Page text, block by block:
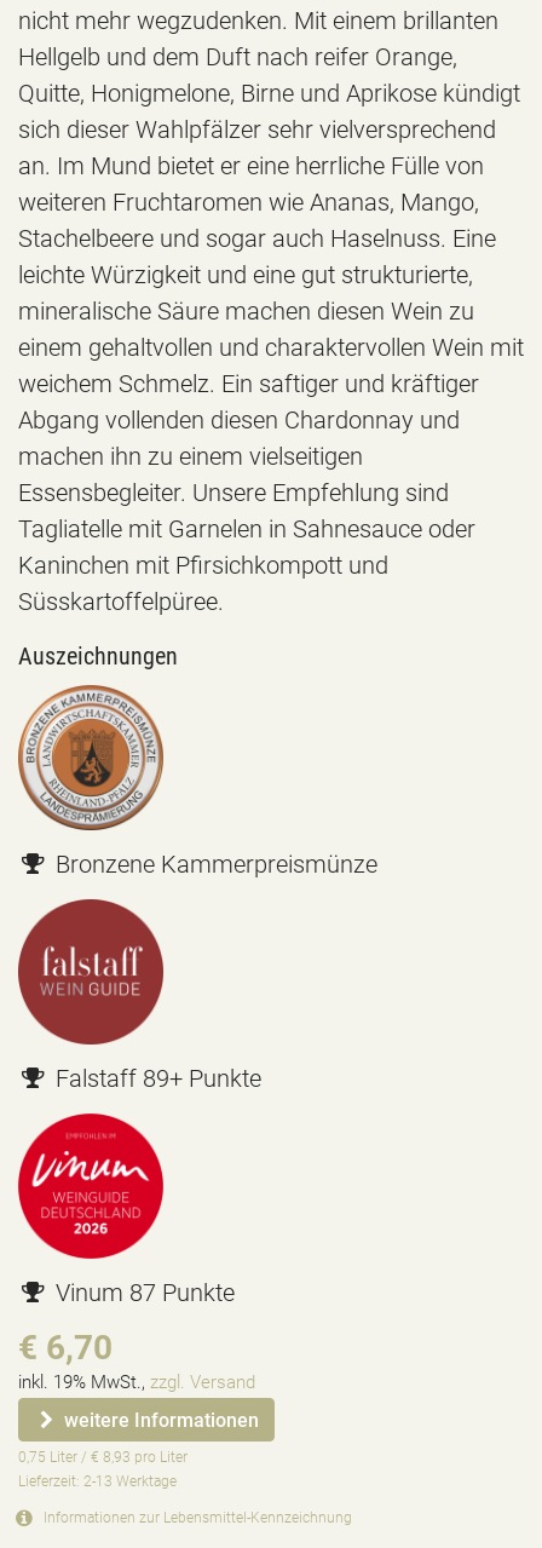
nicht mehr wegzudenken. Mit einem brillanten
Hellgelb und dem Duft nach reifer Orange,
Quitte, Honigmelone, Birne und Aprikose kündigt
sich dieser Wahlpfälzer sehr vielversprechend
an. Im Mund bietet er eine herrliche Fülle von
weiteren Fruchtaromen wie Ananas, Mango,
Stachelbeere und sogar auch Haselnuss. Eine
leichte Würzigkeit und eine gut strukturierte,
mineralische Säure machen diesen Wein zu
einem gehaltvollen und charaktervollen Wein mit
weichem Schmelz. Ein saftiger und kräftiger
Abgang vollenden diesen Chardonnay und
machen ihn zu einem vielseitigen
Essensbegleiter. Unsere Empfehlung sind
Tagliatelle mit Garnelen in Sahnesauce oder
Kaninchen mit Pfirsichkompott und
Süsskartoffelpüree.
Auszeichnungen
Bronzene Kammerpreismünze
Falstaff 89+ Punkte
Vinum 87 Punkte
€ 6,70
inkl. 19% MwSt., zzgl. Versand
weitere Informationen
0,75 Liter / € 8,93 pro Liter
Lieferzeit: 2-13 Werktage
Informationen zur Lebensmittel-Kennzeichnung